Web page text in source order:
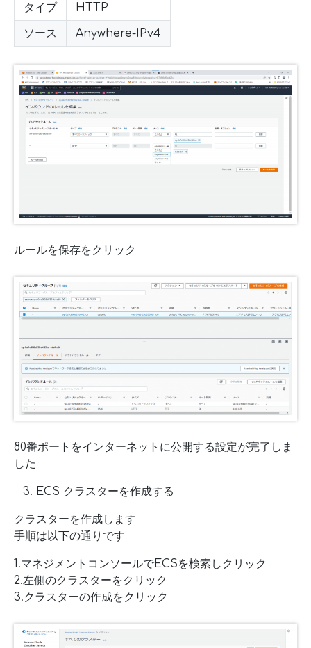
タイプ HTTP
ソース Anywhere-IPv4
ルールを保存をクリック
80番ポートをインターネットに公開する設定が完了しま
した
ECS クラスターを作成する
クラスターを作成します
手順は以下の通りです
1.マネジメントコンソールでECSを検索しクリック
2.左側のクラスターをクリック
3.クラスターの作成をクリック